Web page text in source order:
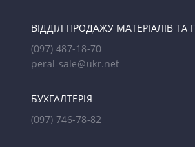
ВІДДІЛ ПРОДАЖУ МАТЕРІАЛІВ ТА
(097) 487-18-70
peral-sale@ukr.net
БУХГАЛТЕРІЯ
(097) 746-78-82